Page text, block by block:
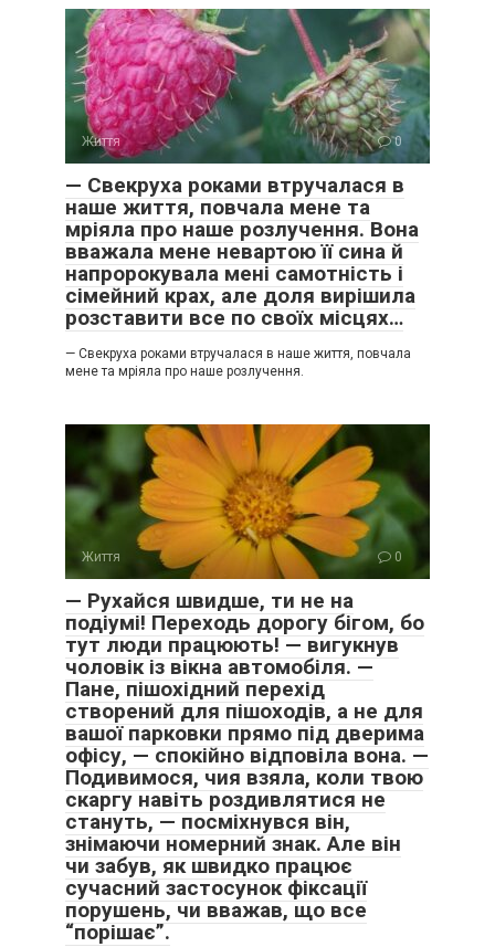
Життя 0
— Свекруха роками втручалася в
наше життя, повчала мене та
мріяла про наше розлучення. Вона
вважала мене невартою її сина й
напророкувала мені самотність і
сімейний крах, але доля вирішила
розставити все по своїх місцях…
— Свекруха роками втручалася в наше життя, повчала
мене та мріяла про наше розлучення.
Життя 0
— Рухайся швидше, ти не на
подіумі! Переходь дорогу бігом, бо
тут люди працюють! — вигукнув
чоловік із вікна автомобіля. —
Пане, пішохідний перехід
створений для пішоходів, а не для
вашої парковки прямо під дверима
офісу, — спокійно відповіла вона. —
Подивимося, чия взяла, коли твою
скаргу навіть роздивлятися не
стануть, — посміхнувся він,
знімаючи номерний знак. Але він
чи забув, як швидко працює
сучасний застосунок фіксації
порушень, чи вважав, що все
“порішає”.